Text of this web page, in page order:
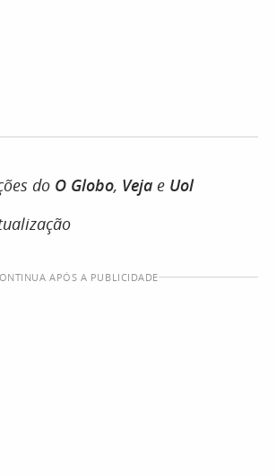
do O Globo, Veja e Uol
APÓS A PUBLICIDADE